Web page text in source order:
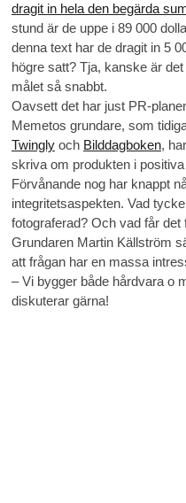
dragit in hela den begärda
stund är de uppe i 89 000
denna text har de dragit in 5
högre satt? Tja, kanske är
målet så snabbt.
Oavsett det har just PR-
Memetos grundare, som
Twingly och Bilddagboken,
skriva om produkten i positiva
Förvånande nog har knappt
integritetsaspekten. Vad
fotograferad? Och vad får
Grundaren Martin Källström
att frågan har en massa
– Vi bygger både hårdvara o
diskuterar gärna!